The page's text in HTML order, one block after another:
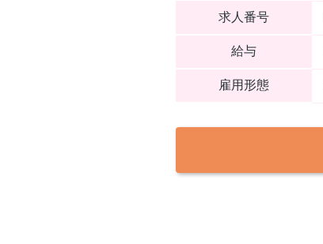
求人番号
給与
雇用形態